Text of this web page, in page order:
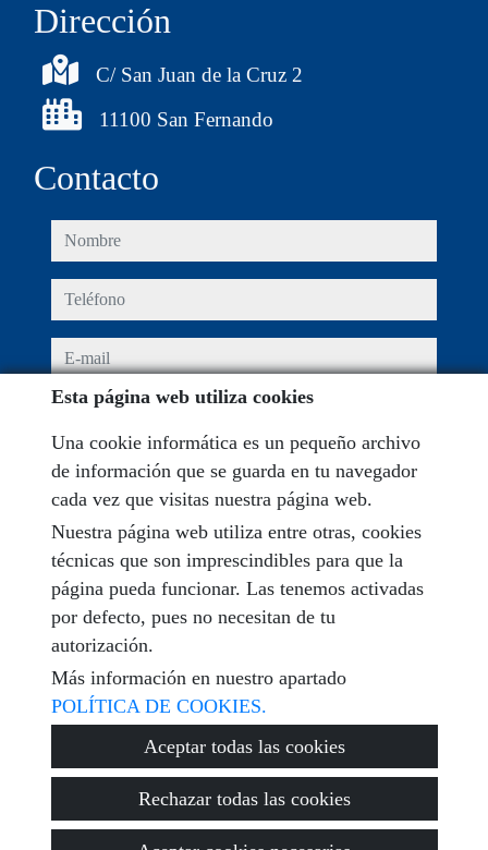
Dirección
C/ San Juan de la Cruz 2
11100 San Fernando
Contacto
nombre
teléfono
e-mail
He leído y acepto las condiciones de uso y
mensaje
Captcha
Enviar
Esta página web utiliza cookies
Una cookie informática es un pequeño archivo
de información que se guarda en tu navegador
cada vez que visitas nuestra página web.
Nuestra página web utiliza entre otras, cookies
técnicas que son imprescindibles para que la
página pueda funcionar. Las tenemos activadas
por defecto, pues no necesitan de tu
autorización.
Más información en nuestro apartado
POLÍTICA DE COOKIES.
Aceptar todas las cookies
Rechazar todas las cookies